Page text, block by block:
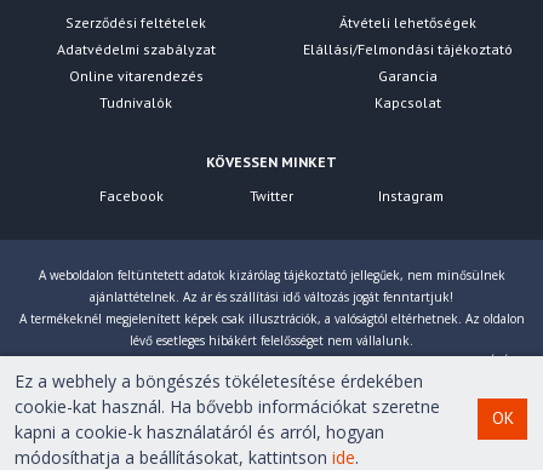
Szerződési feltételek
Adatvédelmi szabályzat
Online vitarendezés
Tudnivalók
Átvételi lehetőségek
Elállási/Felmondási tájékoztató
Garancia
Kapcsolat
KÖVESSEN MINKET
Facebook
Twitter Instagram
A weboldalon feltüntetett adatok kizárólag tájékoztató jellegűek, nem minősülnek
ajánlattételnek. Az ár és szállítási idő változás jogát fenntartjuk!
A termékeknél megjelenített képek csak illusztrációk, a valóságtól eltérhetnek. Az oldalon
lévő esetleges hibákért felelősséget nem vállalunk.
számoljuk!
Copyright © 2007-2026 First Computer Kft. Minden jog
fenntartva!
Ez a webhely a böngészés tökéletesítése érdekében
cookie-kat használ. Ha bővebb információkat szeretne
kapni a cookie-k használatáról és arról, hogyan
módosíthatja a beállításokat, kattintsonide.
OK